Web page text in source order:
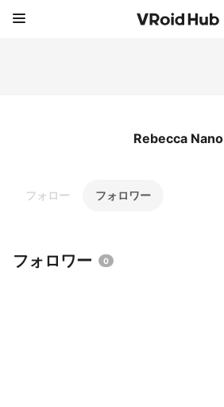
Rebecca Nano
フォロー フォロワー
フォロワー 0